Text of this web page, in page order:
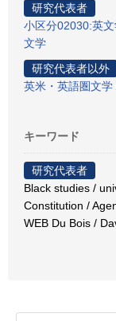
研究代表者
小区分02030:英
文学
研究代表者以外
英米・英語圏文学
キーワード
研究代表者
Black studies /
Constitution /
WEB Du Bois /